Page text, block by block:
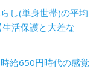
し(単身世帯)の平均
活保護と大差な
給650円時代の感覚